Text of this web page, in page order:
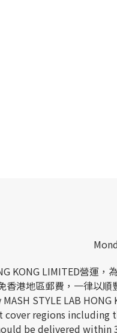
KONG LIMITED營運
香港地區郵費，一律以
STYLE LAB
regions including
be delivered